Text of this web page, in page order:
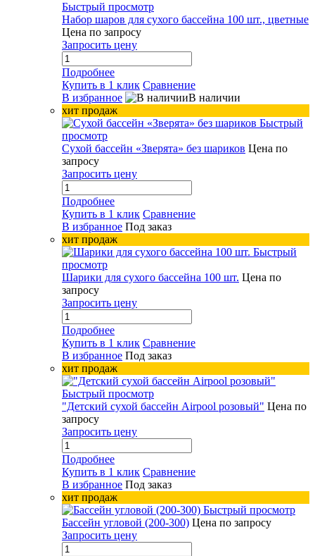
Быстрый просмотр
Набор шаров для сухого бассейна 100 шт., цветные
Цена по запросу
Запросить цену
Подробнее
Купить в 1 клик Сравнение
В избранное
В наличии
хит продаж
Быстрый
просмотр
Сухой бассейн «Зверята» без шариков Цена по
запросу
Запросить цену
Подробнее
Купить в 1 клик Сравнение
В избранное Под заказ
хит продаж
Быстрый
просмотр
Шарики для сухого бассейна 100 шт. Цена по
запросу
Запросить цену
Подробнее
Купить в 1 клик Сравнение
В избранное Под заказ
хит продаж
Быстрый просмотр
"Детский сухой бассейн Airpool розовый" Цена по
запросу
Запросить цену
Подробнее
Купить в 1 клик Сравнение
В избранное Под заказ
хит продаж
Быстрый просмотр
Бассейн угловой (200-300) Цена по запросу
Запросить цену